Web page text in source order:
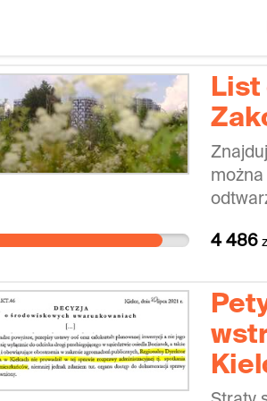
List
4 486z